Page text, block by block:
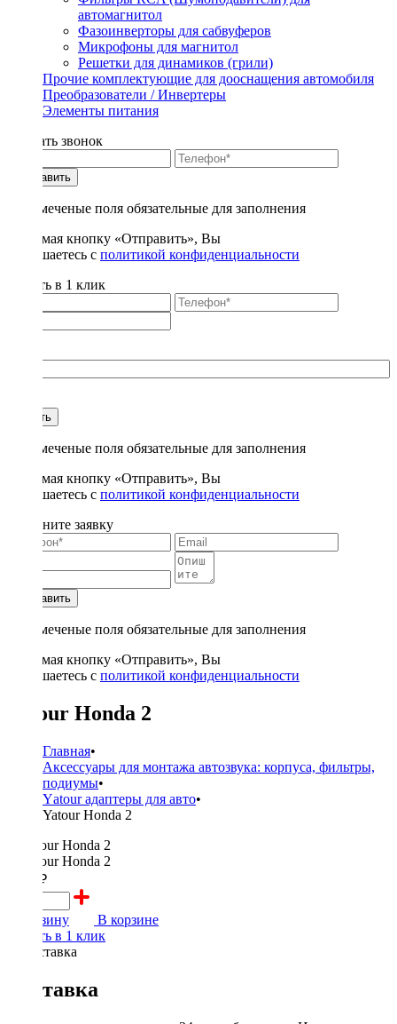
автомагнитол
Фазоинверторы для сабвуферов
Микрофоны для магнитол
Решетки для динамиков (грили)
Прочие комплектующие для дооснащения автомобиля
Преобразователи / Инвертеры
Элементы питания
Заказать звонок
Отправить
* - отмеченые поля обязательные для заполнения
Нажимая кнопку «Отправить», Вы
соглашаетесь с политикой конфиденциальности
Купить в 1 клик
Купить
* - отмеченые поля обязательные для заполнения
Нажимая кнопку «Отправить», Вы
соглашаетесь с политикой конфиденциальности
Заполните заявку
Отправить
* - отмеченые поля обязательные для заполнения
Нажимая кнопку «Отправить», Вы
соглашаетесь с политикой конфиденциальности
Yatour Honda 2
Главная•
Аксессуары для монтажа автозвука: корпуса, фильтры,
подиумы•
Yаtour адаптеры для авто•
Yatour Honda 2
3800 ₽
В корзину
В корзине
Купить в 1 клик
Доставка